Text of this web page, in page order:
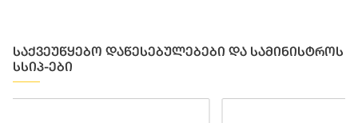
საქვეუწყებო დაწესებულებები და სამინისტროს
სსიპ-ები